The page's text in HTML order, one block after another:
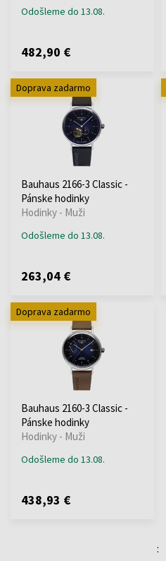
Odošleme do 13.08.
482,90 €
Doprava zadarmo
Bauhaus 2166-3 Classic -
Pánske hodinky
Hodinky - Muži
Odošleme do 13.08.
263,04 €
Doprava zadarmo
Bauhaus 2160-3 Classic -
Pánske hodinky
Hodinky - Muži
Odošleme do 13.08.
438,93 €
: